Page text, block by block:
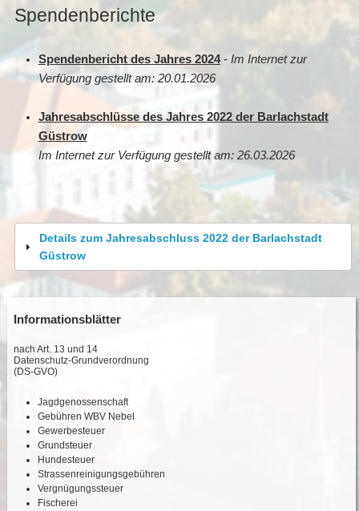
Spendenberichte
Spendenbericht des Jahres 2024- Im Internet zur
Verfügung gestellt am: 20.01.2026
Jahresabschlüsse des Jahres 2022 der Barlachstadt
Güstrow
Im Internet zur Verfügung gestellt am: 26.03.2026
Details zum Jahresabschluss 2022 der Barlachstadt
Güstrow
Informationsblätter
nach Art. 13 und 14
Datenschutz-Grundverordnung
(DS-GVO)
Jagdgenossenschaft
Gebühren WBV Nebel
Gewerbesteuer
Grundsteuer
Hundesteuer
Strassenreinigungsgebühren
Vergnügungssteuer
Fischerei